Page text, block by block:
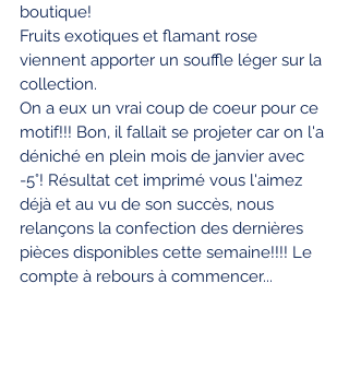
boutique!
Fruits exotiques et flamant rose
viennent apporter un souffle léger sur la
collection.
On a eux un vrai coup de coeur pour ce
motif!!! Bon, il fallait se projeter car on l'a
déniché en plein mois de janvier avec
-5°! Résultat cet imprimé vous l'aimez
déjà et au vu de son succès, nous
relançons la confection des dernières
pièces disponibles cette semaine!!!! Le
compte à rebours à commencer...